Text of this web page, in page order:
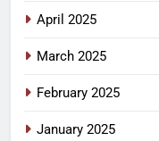
April 2025
March 2025
February 2025
January 2025